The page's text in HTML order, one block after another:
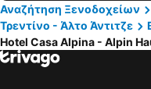
Αναζήτηση Ξενοδοχείων
Τρεντίνο - Άλτο Άντιτζε
Hotel Casa Alpina - Alpin